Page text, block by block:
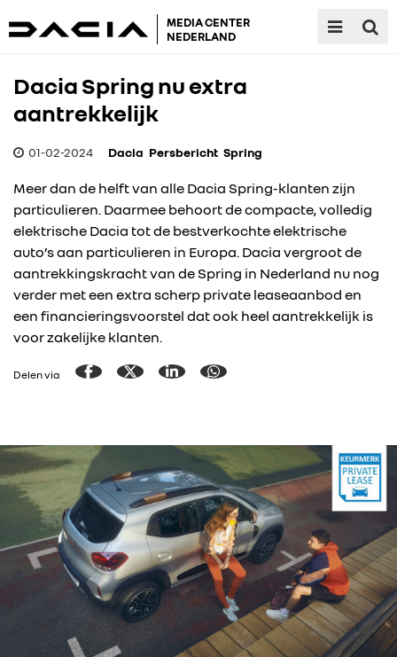
MEDIA CENTER
NEDERLAND
Dacia Spring nu extra
aantrekkelijk
01-02-2024 Dacia Persbericht Spring
Meer dan de helft van alle Dacia Spring-klanten zijn
particulieren. Daarmee behoort de compacte, volledig
elektrische Dacia tot de bestverkochte elektrische
auto’s aan particulieren in Europa. Dacia vergroot de
aantrekkingskracht van de Spring in Nederland nu nog
verder met een extra scherp private leaseaanbod en
een financieringsvoorstel dat ook heel aantrekkelijk is
voor zakelijke klanten.
Delen via